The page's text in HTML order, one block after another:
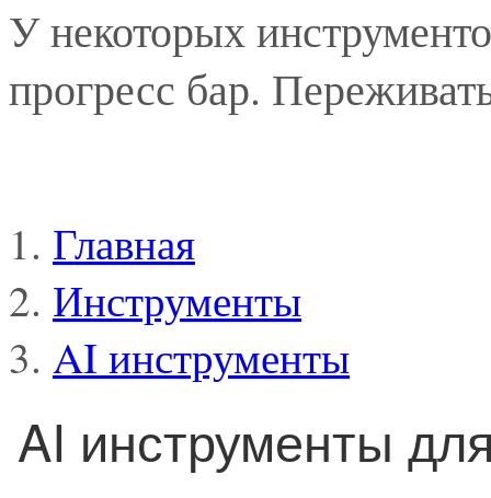
У некоторых
прогресс бар.
Главная
Инструменты
AI инструменты
AI инструменты